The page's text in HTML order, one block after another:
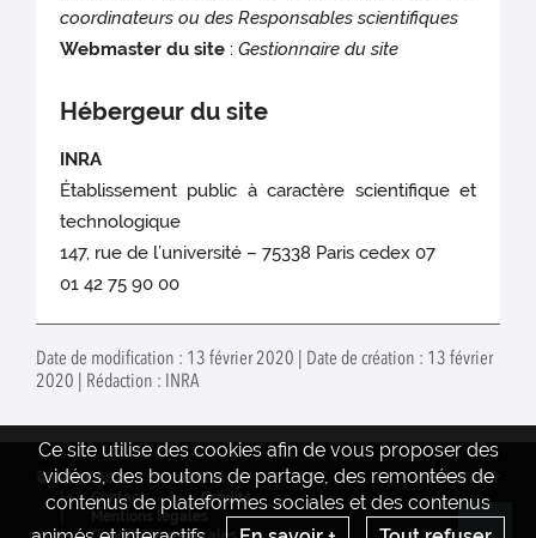
coordinateurs ou des Responsables scientifiques
Webmaster du site :Gestionnaire du site
Hébergeur du site
INRA
Établissement public à caractère scientifique et
technologique
147, rue de l’université – 75338 Paris cedex 07
01 42 75 90 00
Date de modification : 13 février 2020 | Date de création : 13 février
2020 | Rédaction : INRA
Ce site utilise des cookies afin de vous proposer des
vidéos, des boutons de partage, des remontées de
contenus de plateformes sociales et des contenus
© INRAE 2022
Actualités
Contact
Crédits
Mentions legales
www.inrae.fr